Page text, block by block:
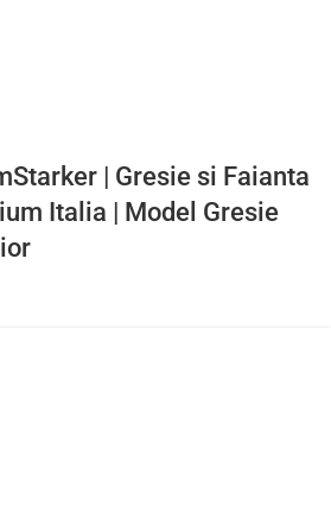
| Gresie si Faianta
Italia | Model Gresie